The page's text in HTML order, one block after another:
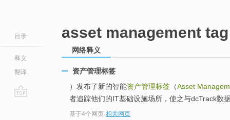
目录
释义
翻译
asset management tag
网络释义
资产管理标签
）发布了新的智能资产管理标签 （Asset
者追踪他们的IT基础设施场所，使之与dcTrack数
基于4个网页-相关网页